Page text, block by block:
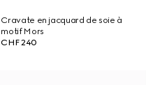
Cravate en jacquard de soie à
motif Mors
CHF 240